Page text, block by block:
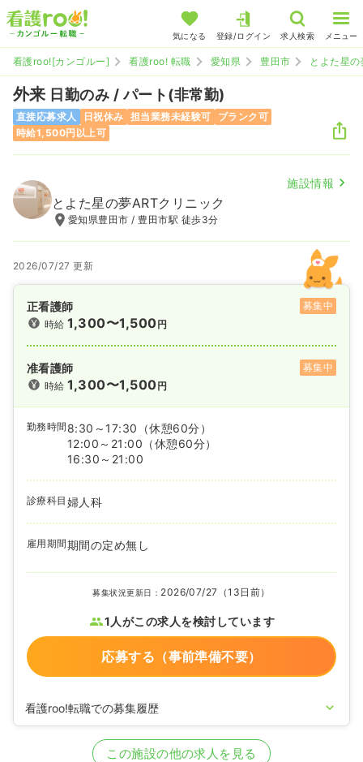
気になる 登録/ログイン 求人検索 メニュー
看護roo![カンゴルー] 看護roo! 転職 愛知県 豊田市 とよた星
外来 日勤のみ / パート(非常勤)
直接応募求人 日祝休み 担当業務未経験可
ブランク可
時給1,500円以上可
施設情報
とよた星の夢ARTクリニック
愛知県豊田市 / 豊田市駅 徒歩3分
2026/07/27 更新
正看護師
募集中
時給1,300〜1,500円
准看護師
募集中
時給1,300〜1,500円
勤務時間 8:30～17:30
（休憩60分）
12:00～21:00 （休憩60分）
16:30～21:00
診療科目 婦人科
雇用期間期間の定め無し
募集状況更新日： 2026/07/27（13日前）
1人がこの求人を検討しています
応募する（事前準備不要）
看護roo!転職での募集履歴
この施設の他の求人を見る